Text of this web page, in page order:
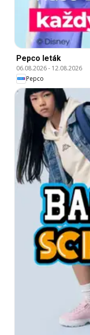
Pepco leták
06.08.2026- 12.08.2026
Pepco